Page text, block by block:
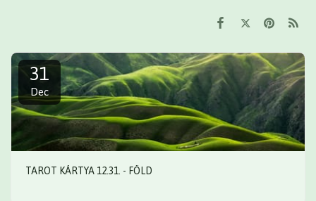
31
Dec
TAROT KÁRTYA 12.31. - FÖLD